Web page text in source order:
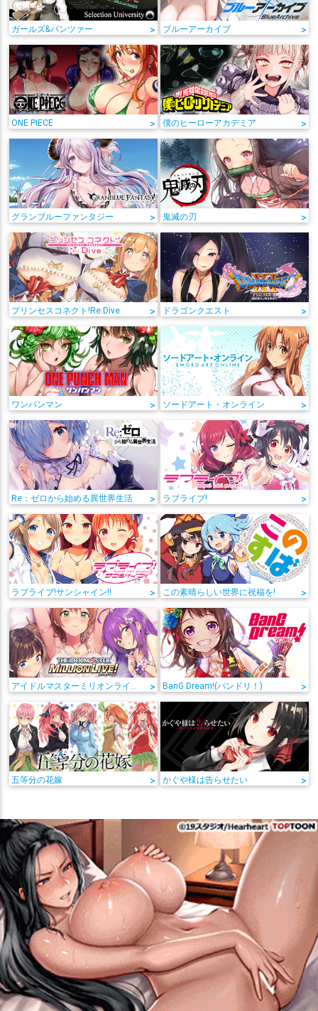
ガールズ&パンツァー > ブルーアーカイブ >
ONE PIECE > 僕のヒーローアカデミア >
グランブルーファンタジー > 鬼滅の刃 >
プリンセスコネクト!Re:Dive > ドラゴンクエスト >
ワンパンマン > ソードアート・オンライン >
Re：ゼロから始める異世界生活 > ラブライブ! >
ラブライブ!サンシャイン!! > この素晴らしい世界に祝福を! >
アイドルマスターミリオンライブ! > BanG Dream!(バンドリ！) >
五等分の花嫁 > かぐや様は告らせたい >